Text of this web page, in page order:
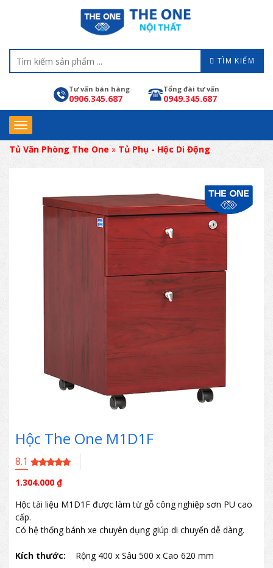
TÌM KIẾM
Tư vấn bán hàng
0906.345.687
Tổng đài tư vấn
0949.345.687
Tủ Văn Phòng The One » Tủ Phụ - Hộc Di Động
Hộc The One M1D1F
8.1
1.304.000 ₫
Hộc tài liệu M1D1F được làm từ gỗ công nghiệp sơn PU cao
cấp.
Có hệ thống bánh xe chuyên dụng giúp di chuyển dễ dàng.
Kích thước: Rộng 400 x Sâu 500 x Cao 620 mm